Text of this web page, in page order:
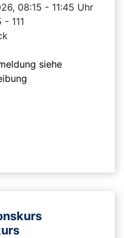
08:15 - 11:45 Uhr
111
siehe